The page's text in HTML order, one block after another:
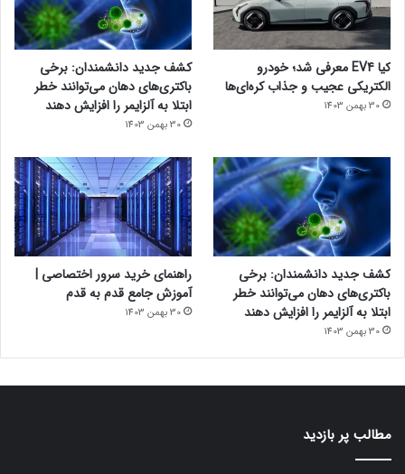
کیا EV4 معرفی شد؛ خودرو
الکتریکی عجیب و جذاب کره‌ای‌ها
30 بهمن 1403
کشف جدید دانشمندان: برخی
باکتری‌های دهان می‌توانند خطر
ابتلا به آلزایمر را افزایش دهند
30 بهمن 1403
کشف جدید دانشمندان: برخی
باکتری‌های دهان می‌توانند خطر
ابتلا به آلزایمر را افزایش دهند
30 بهمن 1403
راهنمای خرید سرور اختصاصی |
آموزش جامع قدم به قدم
30 بهمن 1403
مطالب پر بازدید